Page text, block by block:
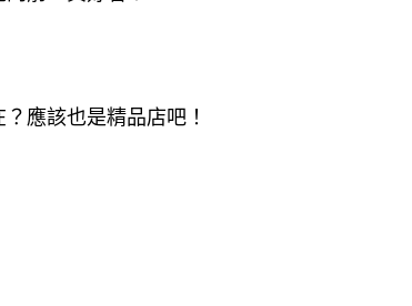
應該也是精品店吧！